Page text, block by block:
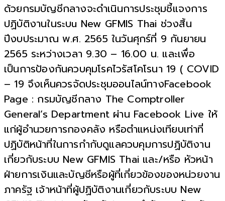
ด้วยกรมบัญชีกลางจะดำเนินการประชุมชี้แจงการ
ปฏิบัติงานในระบu New GFMIS Thai ช่วงสิ้น
ปีงบประมาณ พ.ศ. 2565 ในวันศุกร์ที่ 9 กันยายน
2565 ระหว่างเวลา 9.30 – 16.00 น. และเพื่อ
เป็นการป้องกันควบคุมโรคไวรัสโคโรนา 19 ( COVID
– 19 จึงเห็นควรจัดประชุมออนไลน์ทางFacebook
Page : กรมบัญชีกลาง The Comptroller
General’s Department ผ่าน Facebook Live ให้
แก่ผู้อำนวยการกองคลัง หรือตำแหน่งเทียบเท่าที่
ปฏิบัติหน้าที่ในการกำกับดูแลควบคุมการปฏิบัติงาน
เกี่ยวกับระบบ New GFMIS Thai และ/หรือ หัวหน้า
ฝ่ายการเงินและบัญชีหรือผู้ที่เกี่ยวข้องของหน่วยงาน
ภาครัฐ เจ้าหน้าที่ผู้ปฏิบัติงานเกี่ยวกับระบบ New